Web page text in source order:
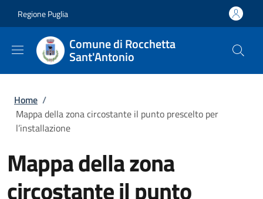
Regione Puglia
Comune di Rocchetta
Sant'Antonio
Briciole di pane
Home /
Mappa della zona circostante il punto prescelto per
l’installazione
Mappa della zona
circostante il punto